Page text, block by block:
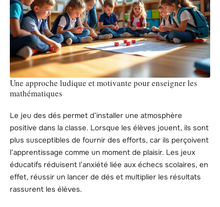
Une approche ludique et motivante pour enseigner les
mathématiques
Le jeu des dés permet d’installer une atmosphère
positive dans la classe. Lorsque les élèves jouent, ils sont
plus susceptibles de fournir des efforts, car ils perçoivent
l’apprentissage comme un moment de plaisir. Les jeux
éducatifs réduisent l’anxiété liée aux échecs scolaires, en
effet, réussir un lancer de dés et multiplier les résultats
rassurent les élèves.